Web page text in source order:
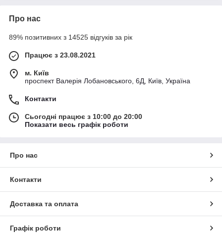
Про нас
89% позитивних з 14525 відгуків за рік
Працює з 23.08.2021
м. Київ
проспект Валерія Лобановського, 6Д, Київ, Україна
Контакти
Сьогодні працює з 10:00 до 20:00
Показати весь графік роботи
Про нас
Контакти
Доставка та оплата
Графік роботи